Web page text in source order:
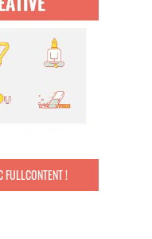
FULLCONTENT !